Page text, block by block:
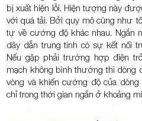
bị xuất hiện lỗi. Hiện tượng này
với quá tải. Bởi quy mô cũng như
tự về cường độ khác nhau. Ngắn
dây dẫn trung tính có sự kết nối
Nếu gặp phải trường hợp điện
mạch không bình thường thì dòng
vòng và khiến cường độ của
chỉ trong thời gian ngắn ở khoảng